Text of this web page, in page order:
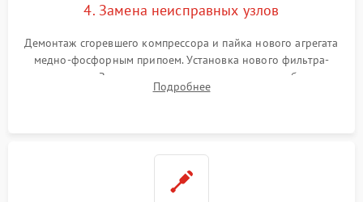
4. Замена неисправных узлов
Демонтаж сгоревшего компрессора и пайка нового агрегата
медно-фосфорным припоем. Установка нового фильтра-
осушителя. Замена изношенных вентиляторов обдува,
сломанных заслонок или поврежденных дверных петель.
Подробнее